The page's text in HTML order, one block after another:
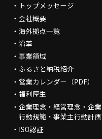
トップメッセージ
会社概要
海外拠点一覧
沿革
事業領域
ふるさと納税紹介
営業カレンダー（PDF）
福利厚生
企業理念・経営理念・企業
行動規範・事業主行動計画
ISO認証